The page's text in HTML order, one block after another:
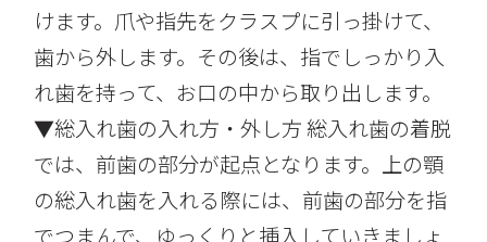
けます。爪や指先をクラスプに引っ掛けて、
歯から外します。その後は、指でしっかり入
れ歯を持って、お口の中から取り出します。
▼総入れ歯の入れ方・外し方 総入れ歯の着脱
では、前歯の部分が起点となります。上の顎
の総入れ歯を入れる際には、前歯の部分を指
でつまんで、ゆっくりと挿入していきましょ